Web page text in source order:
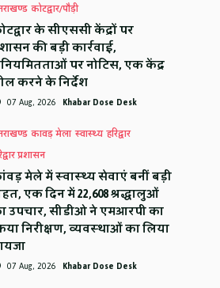
कोटद्वार/पौड़ी
के सीएससी केंद्रों पर
की बड़ी कार्रवाई,
पर नोटिस, एक केंद्र
करने के निर्देश
07 Aug, 2026 Khabar Dose Desk
कावड़ मेला स्वास्थ्य हरिद्वार
प्रशासन
मेले में स्वास्थ्य सेवाएं बनीं बड़ी
एक दिन में 22,608 श्रद्धालुओं
उपचार, सीडीओ ने एमआरपी का
निरीक्षण, व्यवस्थाओं का लिया
07 Aug, 2026 Khabar Dose Desk